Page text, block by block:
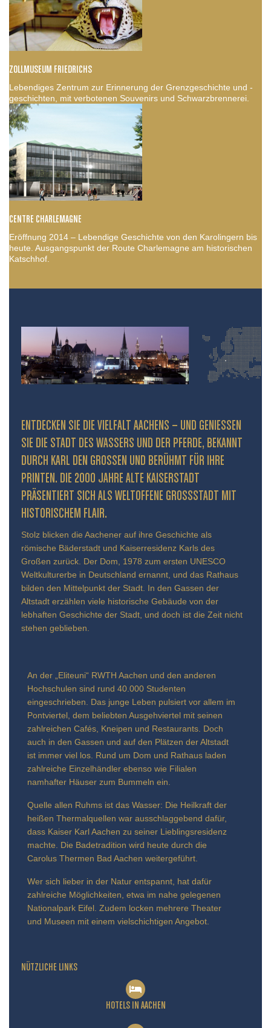
ZOLLMUSEUM FRIEDRICHS
Lebendiges Zentrum zur Erinnerung der Grenzgeschichte und -
geschichten, mit verbotenen Souvenirs und Schwarzbrennerei.
CENTRE CHARLEMAGNE
Eröffnung 2014 – Lebendige Geschichte von den Karolingern bis
heute. Ausgangspunkt der Route Charlemagne am historischen
Katschhof.
ENTDECKEN SIE DIE VIELFALT AACHENS – UND GENIESSEN S
IE DIE STADT DES WASSERS UND DER PFERDE, BEKANNT D
URCH KARL DEN GROSSEN UND BERÜHMT FÜR IHRE PR
INTEN. DIE 2000 JAHRE ALTE KAISERSTADT PR
ÄSENTIERT SICH ALS WELTOFFENE GROSSSTADT MIT HIS
TORISCHEM FLAIR.
Stolz blicken die Aachener auf ihre Geschichte als
römische Bäderstadt und Kaiserresidenz Karls des
Großen zurück. Der Dom, 1978 zum ersten UNESCO
Weltkulturerbe in Deutschland ernannt, und das Rathaus
bilden den Mittelpunkt der Stadt. In den Gassen der
Altstadt erzählen viele historische Gebäude von der
lebhaften Geschichte der Stadt, und doch ist die Zeit nicht
stehen geblieben.
An der „Eliteuni“ RWTH Aachen und den anderen
Hochschulen sind rund 40.000 Studenten
eingeschrieben. Das junge Leben pulsiert vor allem im
Pontviertel, dem beliebten Ausgehviertel mit seinen
zahlreichen Cafés, Kneipen und Restaurants. Doch
auch in den Gassen und auf den Plätzen der Altstadt
ist immer viel los. Rund um Dom und Rathaus laden
zahlreiche Einzelhändler ebenso wie Filialen
namhafter Häuser zum Bummeln ein.
Quelle allen Ruhms ist das Wasser: Die Heilkraft der
heißen Thermalquellen war ausschlaggebend dafür,
dass Kaiser Karl Aachen zu seiner Lieblingsresidenz
machte. Die Badetradition wird heute durch die
Carolus Thermen Bad Aachen weitergeführt.
Wer sich lieber in der Natur entspannt, hat dafür
zahlreiche Möglichkeiten, etwa im nahe gelegenen
Nationalpark Eifel. Zudem locken mehrere Theater
und Museen mit einem vielschichtigen Angebot.
NÜTZLICHE LINKS
HOTELS IN AACHEN